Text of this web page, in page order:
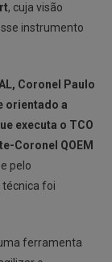
, cuja visão
instrumento
Coronel Paulo
orientado a
executa o TCO
Coronel QOEM
pelo
técnica foi
ferramenta